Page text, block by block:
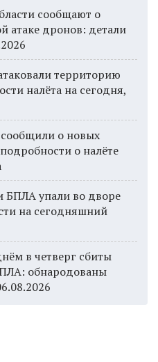
сообщают о
атаке дронов: детали
территорию
налёта на сегодня,
о новых
о налёте
БПЛА упали во дворе
на сегодняшний
в четверг сбиты
обнародованы